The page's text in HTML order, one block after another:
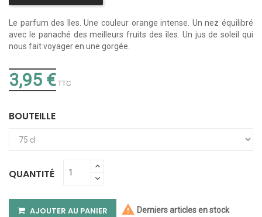
Le parfum des îles. Une couleur orange intense. Un nez équilibré
avec le panaché des meilleurs fruits des îles. Un jus de soleil qui
nous fait voyager en une gorgée.
3,95 € TTC
BOUTEILLE
QUANTITÉ
AJOUTER AU PANIER  Derniers articles en stock